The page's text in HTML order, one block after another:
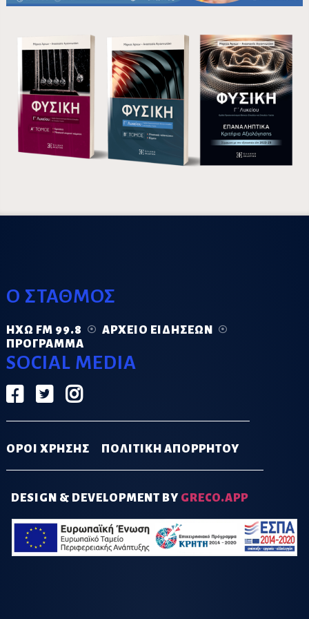
Ο ΣΤΑΘΜΟΣ
ΗΧΏ FM 99.8
ΑΡΧΕΊΟ ΕΙΔΉΣΕΩΝ
ΠΡΌΓΡΑΜΜΑ
SOCIAL MEDIA
ΟΡΟΙ ΧΡΗΣΗΣ ΠΟΛΙΤΙΚΗ ΑΠΟΡΡΗΤΟΥ
DESIGN & DEVELOPMENT BY GRECO.APP